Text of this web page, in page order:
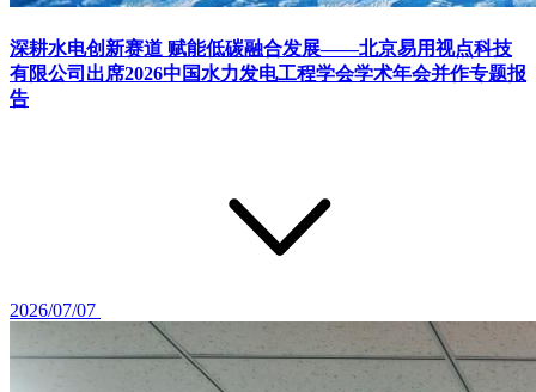
深耕水电创新赛道 赋能低碳融合发展——北京易用视点科技
有限公司出席2026中国水力发电工程学会学术年会并作专题报
告
2026/07/07